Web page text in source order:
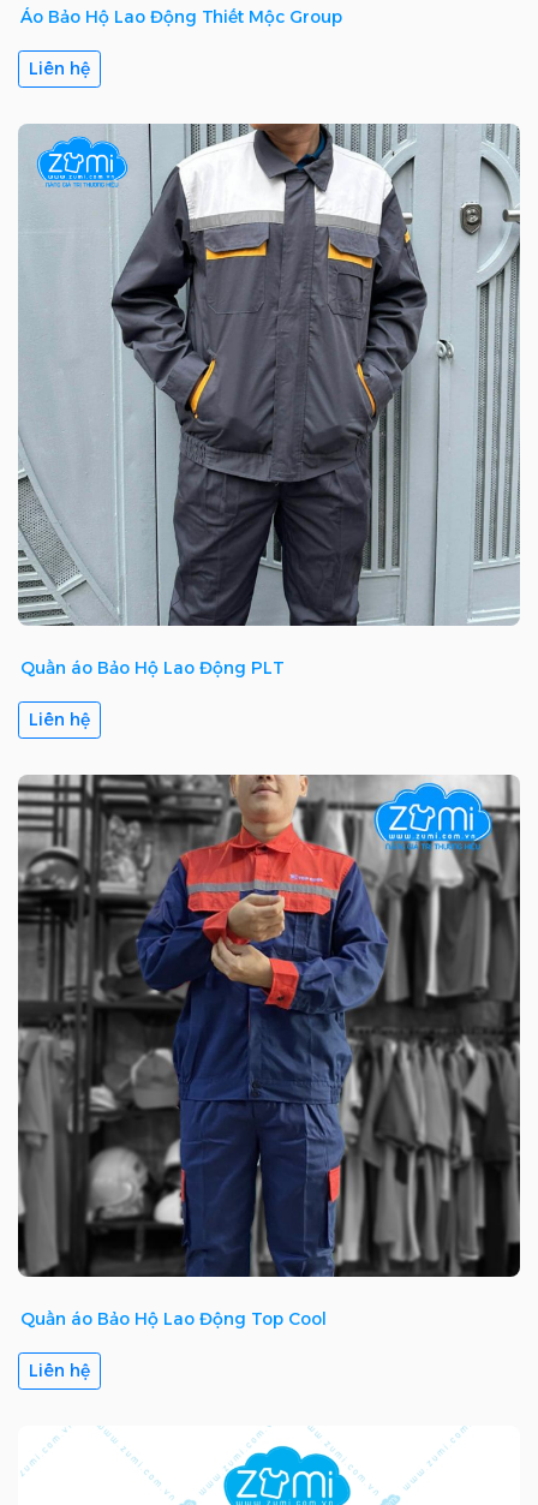
Áo Bảo Hộ Lao Động Thiết Mộc Group
Liên hệ
Quần áo Bảo Hộ Lao Động PLT
Liên hệ
Quần áo Bảo Hộ Lao Động Top Cool
Liên hệ